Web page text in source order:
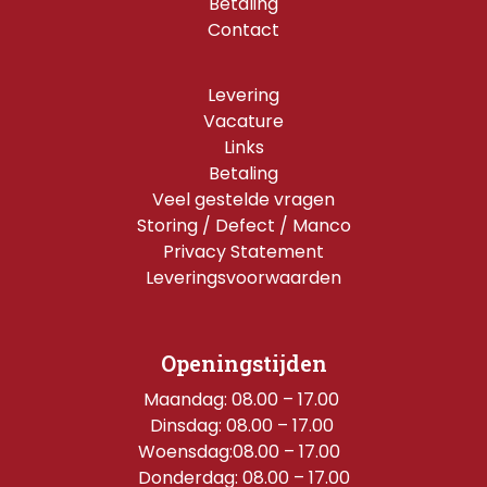
Contact
Levering
Vacature
Links
Betaling
Veel gestelde vragen
Storing / Defect / Manco
Privacy Statement
Leveringsvoorwaarden
Openingstijden
Maandag: 08.00 – 17.00
Dinsdag: 08.00 – 17.00
Woensdag:08.00 – 17.00
Donderdag: 08.00 – 17.00